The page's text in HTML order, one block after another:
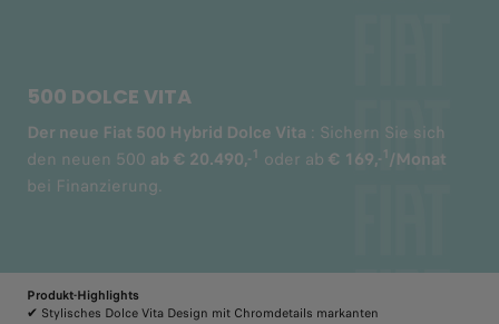
500 DOLCE VITA
Der neue Fiat 500 Hybrid Dolce Vita : Sichern Sie sich
den neuen 500 ab € 20.490,-1 oder ab € 169,-1/Monat
bei Finanzierung.
Produkt-Highlights
✔ Stylisches Dolce Vita Design mit Chromdetails markanten